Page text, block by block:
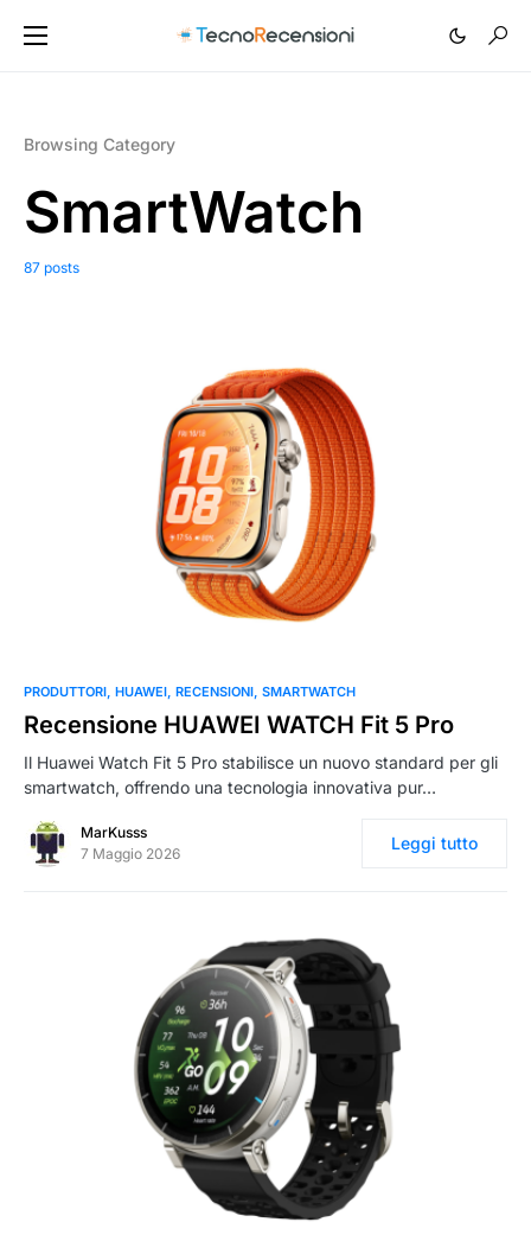
Browsing Category
SmartWatch
87 posts
0
PRODUTTORI HUAWEI RECENSIONI SMARTWATCH
Recensione HUAWEI WATCH Fit 5 Pro
Il Huawei Watch Fit 5 Pro stabilisce un nuovo standard per gli
smartwatch, offrendo una tecnologia innovativa pur…
MarKusss
7 Maggio 2026
Leggi tutto